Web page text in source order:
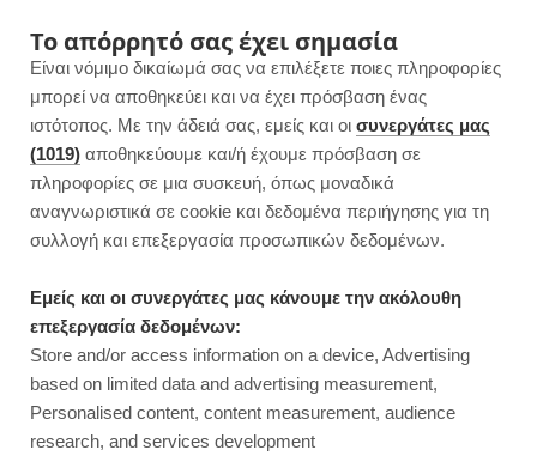
a
c
e
b
o
k
n
s
t
a
a
m
i
n
t
e
s
o
u
T
u
TAG
ΑΤΟΜΙΚΌ ΛΕΜΟΝΌΓΛΥΚΟ
Το απόρρητό σας έχει σημασία
Είναι νόμιμο δικαίωμά σας να επιλέξετε ποιες πληροφορίες
μπορεί να αποθηκεύει και να έχει πρόσβαση ένας
ιστότοπος. Με την άδειά σας, εμείς και οι συνεργάτες μας
(1019) αποθηκεύουμε και/ή έχουμε πρόσβαση σε
πληροφορίες σε μια συσκευή, όπως μοναδικά
αναγνωριστικά σε cookie και δεδομένα περιήγησης για τη
συλλογή και επεξεργασία προσωπικών δεδομένων.
Εμείς και οι συνεργάτες μας κάνουμε την ακόλουθη
επεξεργασία δεδομένων:
Store and/or access information on a device, Advertising
based on limited data and advertising measurement,
Personalised content, content measurement, audience
research, and services development